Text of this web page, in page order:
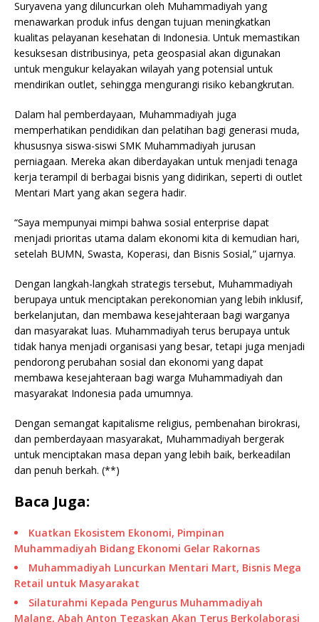
Suryavena yang diluncurkan oleh Muhammadiyah yang
menawarkan produk infus dengan tujuan meningkatkan
kualitas pelayanan kesehatan di Indonesia. Untuk memastikan
kesuksesan distribusinya, peta geospasial akan digunakan
untuk mengukur kelayakan wilayah yang potensial untuk
mendirikan outlet, sehingga mengurangi risiko kebangkrutan.
Dalam hal pemberdayaan, Muhammadiyah juga
memperhatikan pendidikan dan pelatihan bagi generasi muda,
khususnya siswa-siswi SMK Muhammadiyah jurusan
perniagaan. Mereka akan diberdayakan untuk menjadi tenaga
kerja terampil di berbagai bisnis yang didirikan, seperti di outlet
Mentari Mart yang akan segera hadir.
“Saya mempunyai mimpi bahwa sosial enterprise dapat
menjadi prioritas utama dalam ekonomi kita di kemudian hari,
setelah BUMN, Swasta, Koperasi, dan Bisnis Sosial,” ujarnya.
Dengan langkah-langkah strategis tersebut, Muhammadiyah
berupaya untuk menciptakan perekonomian yang lebih inklusif,
berkelanjutan, dan membawa kesejahteraan bagi warganya
dan masyarakat luas. Muhammadiyah terus berupaya untuk
tidak hanya menjadi organisasi yang besar, tetapi juga menjadi
pendorong perubahan sosial dan ekonomi yang dapat
membawa kesejahteraan bagi warga Muhammadiyah dan
masyarakat Indonesia pada umumnya.
Dengan semangat kapitalisme religius, pembenahan birokrasi,
dan pemberdayaan masyarakat, Muhammadiyah bergerak
untuk menciptakan masa depan yang lebih baik, berkeadilan
dan penuh berkah. (**)
Baca Juga:
Kuatkan Ekosistem Ekonomi, Pimpinan
Muhammadiyah Bidang Ekonomi Gelar Rakornas
Muhammadiyah Luncurkan Mentari Mart, Bisnis Mega
Retail untuk Masyarakat
Silaturahmi Kepada Pengurus Muhammadiyah
Malang, Abah Anton Tegaskan Akan Terus Berkolaborasi